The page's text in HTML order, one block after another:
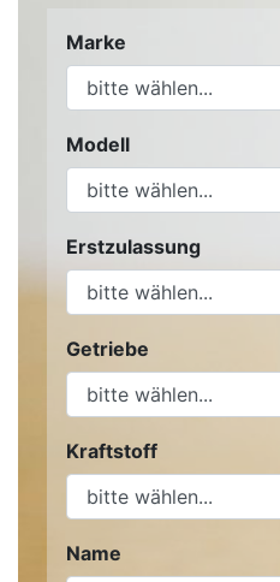
Marke
Modell
Erstzulassung
Getriebe
Kraftstoff
Name